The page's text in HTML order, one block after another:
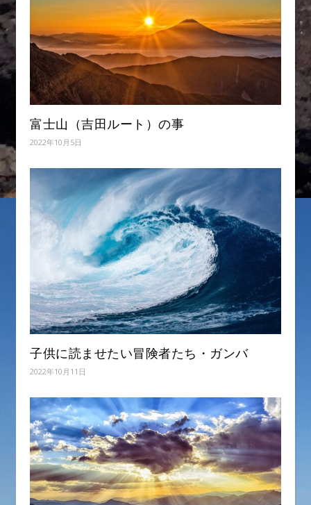
富士山（吉田ルート）の事
2022年10月5日
子供に読ませたい冒険者たち・ガンバ
2022年10月11日